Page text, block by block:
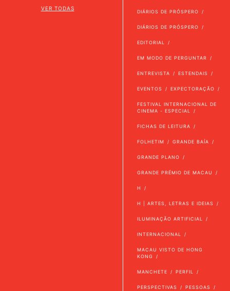
VER TODAS
DIÁRIOS DE PRÓSPERO
DIÁRIOS DE PRÓSPERO
EDITORIAL
EM MODO DE PERGUNTAR
ENTREVISTA ESTENDAIS
EVENTOS EXPECTORAÇÃO
FESTIVAL INTERNACIONAL DE
CINEMA - ESPECIAL
FICHAS DE LEITURA
FOLHETIM GRANDE BAÍA
GRANDE PLANO
GRANDE PRÉMIO DE MACAU
H
H | ARTES, LETRAS E IDEIAS
ILUMINAÇÃO ARTIFICIAL
INTERNACIONAL
MACAU VISTO DE HONG
KONG
MANCHETE PERFIL
PERSPECTIVAS PESSOAS